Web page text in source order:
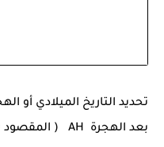
تحديد التاريخ الميلادي أو
بعد الهجرة AH ( المقصود